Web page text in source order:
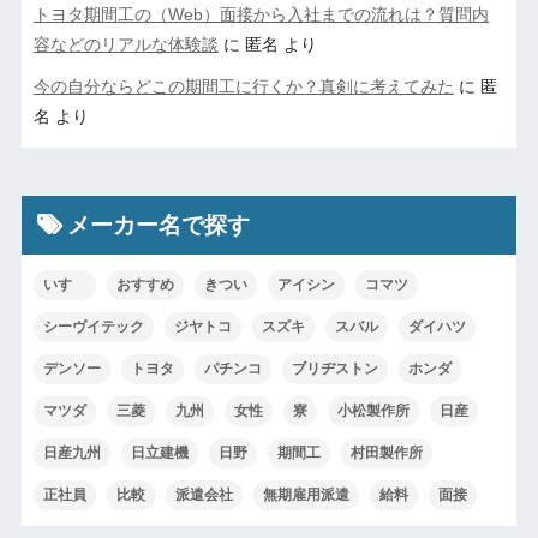
トヨタ期間工の（Web）面接から入社までの流れは？質問内
容などのリアルな体験談 に 匿名 より
今の自分ならどこの期間工に行くか？真剣に考えてみた に 匿
名 より
メーカー名で探す
いすゞ おすすめ きつい アイシン コマツ
シーヴイテック ジヤトコ スズキ スバル ダイハツ
デンソー トヨタ パチンコ ブリヂストン ホンダ
マツダ 三菱 九州 女性 寮 小松製作所 日産
日産九州 日立建機 日野 期間工 村田製作所
正社員 比較 派遣会社 無期雇用派遣 給料 面接